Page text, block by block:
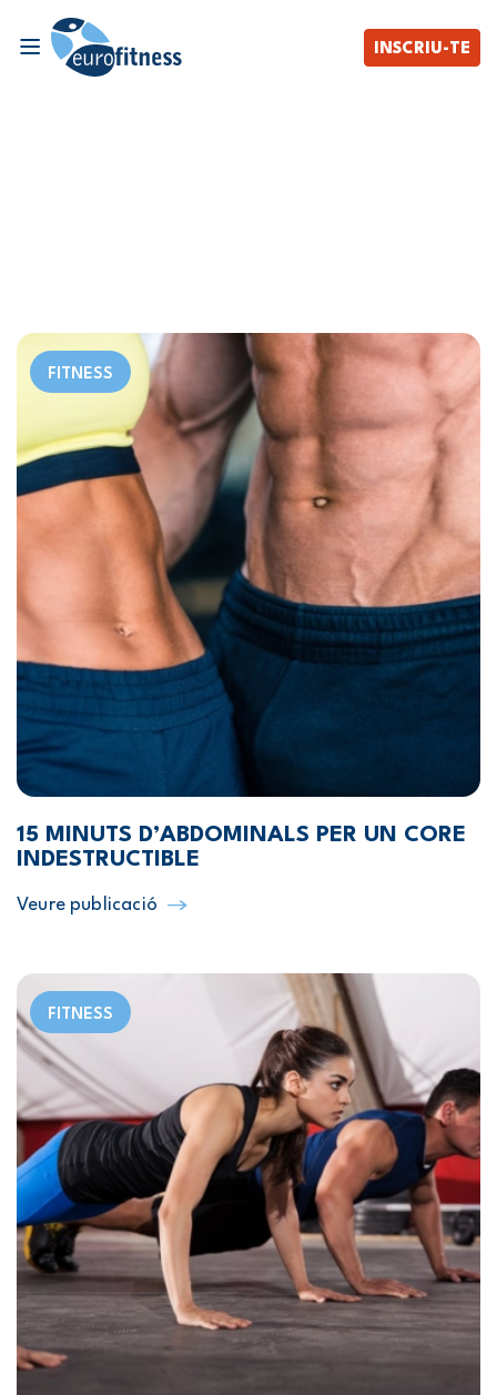
INSCRIU-TE
FITNESS
15 MINUTS D’ABDOMINALS PER UN CORE
INDESTRUCTIBLE
Veure publicació
FITNESS